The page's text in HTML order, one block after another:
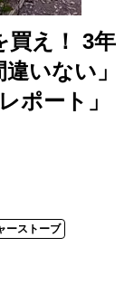
買え！ 3年
いない」
ポート」
ーストーブ